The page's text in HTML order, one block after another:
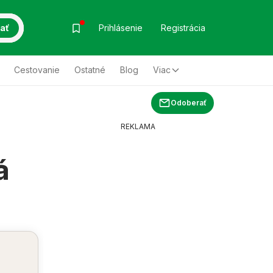
Prihlásenie Registrácia
Cestovanie Ostatné Blog Viac
Odoberať
REKLAMA